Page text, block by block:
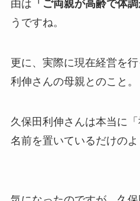
由は 「ご両親が高齢で体
うですね。
更に、 実際に現在経営を
利伸さんの母親 とのこと。
久保田利伸さんは本当に
名前を置いているだけのよ